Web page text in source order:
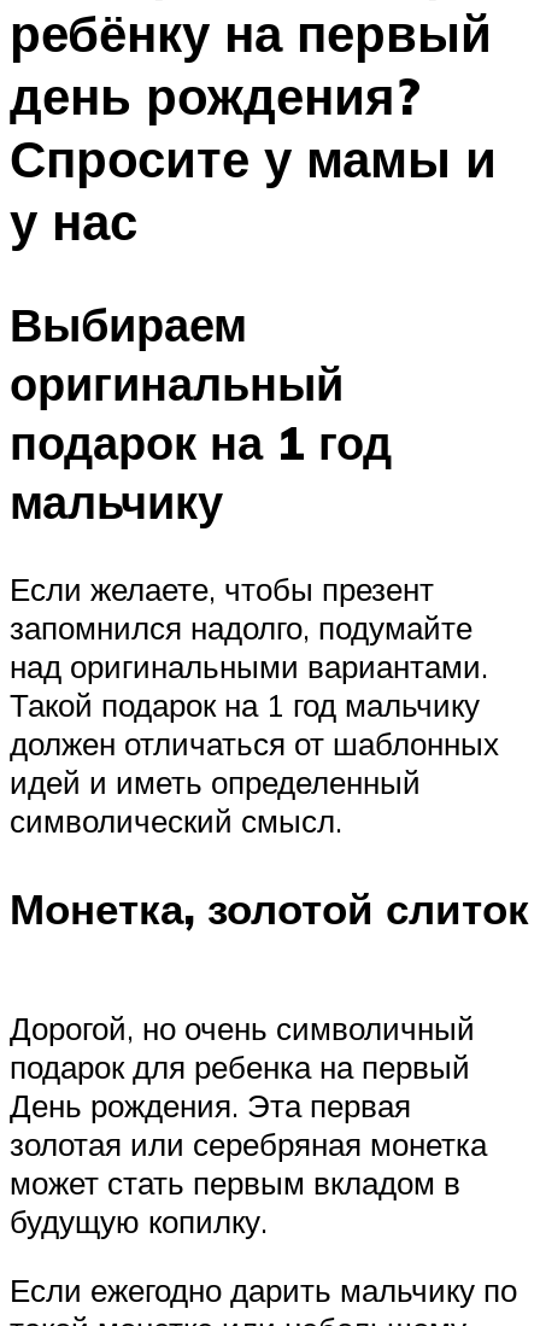
Меню
ребёнку на первый
день рождения?
Спросите у мамы и
у нас
Выбираем
оригинальный
подарок на 1 год
мальчику
Если желаете, чтобы презент
запомнился надолго, подумайте
над оригинальными вариантами.
Такой подарок на 1 год мальчику
должен отличаться от шаблонных
идей и иметь определенный
символический смысл.
Монетка, золотой слиток
Дорогой, но очень символичный
подарок для ребенка на первый
День рождения. Эта первая
золотая или серебряная монетка
может стать первым вкладом в
будущую копилку.
Если ежегодно дарить мальчику по